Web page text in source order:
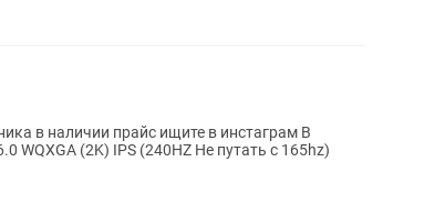
в наличии прайс ищите в инстаграм В